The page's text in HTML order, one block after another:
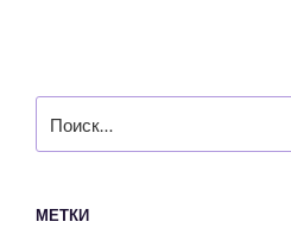
МЕТКИ